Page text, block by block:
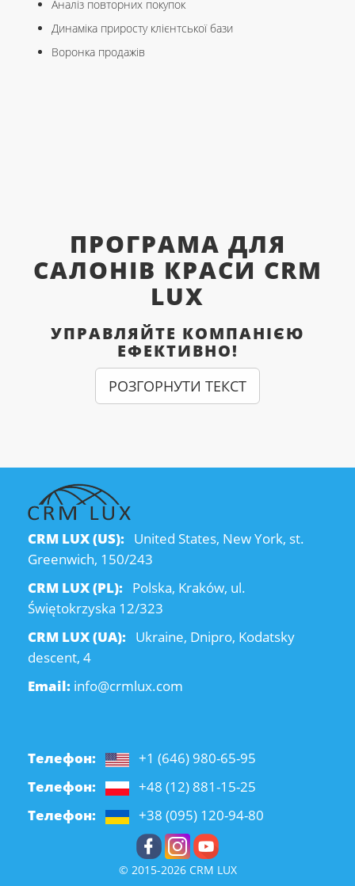
Аналіз повторних покупок
Динаміка приросту клієнтської бази
Воронка продажів
ПРОГРАМА ДЛЯ
САЛОНІВ КРАСИ CRM
LUX
УПРАВЛЯЙТЕ КОМПАНІЄЮ
ЕФЕКТИВНО!
РОЗГОРНУТИ ТЕКСТ
CRM LUX (US): United States, New York, st.
Greenwich, 150/243
CRM LUX (PL): Polska, Kraków, ul.
Świętokrzyska 12/323
CRM LUX (UA): Ukraine, Dnipro, Kodatsky
descent, 4
Email: info@crmlux.com
Телефон:
+1 (646) 980-65-95
Телефон:
+48 (12) 881-15-25
Телефон:
+38 (095) 120-94-80
© 2015-2026 CRM LUX